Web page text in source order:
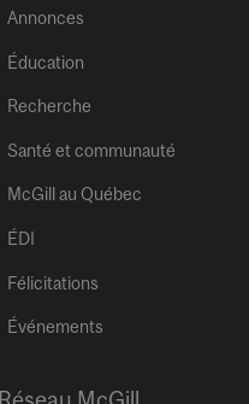
Annonces
Éducation
Recherche
Santé et communauté
McGill au Québec
ÉDI
Félicitations
Événements